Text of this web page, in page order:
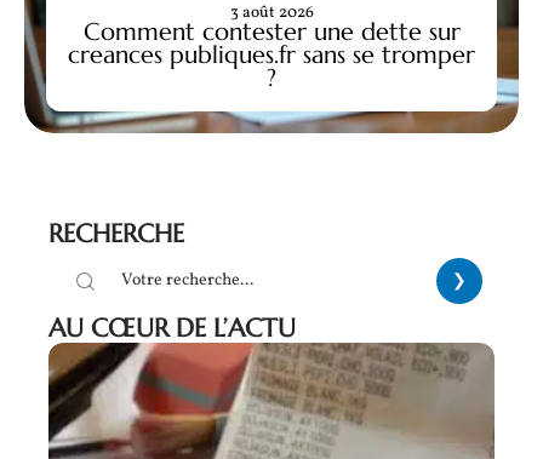
Comment contester une dette sur
creances publiques.fr sans se tromper
?
3 août 2026
RECHERCHE
AU CŒUR DE L’ACTU